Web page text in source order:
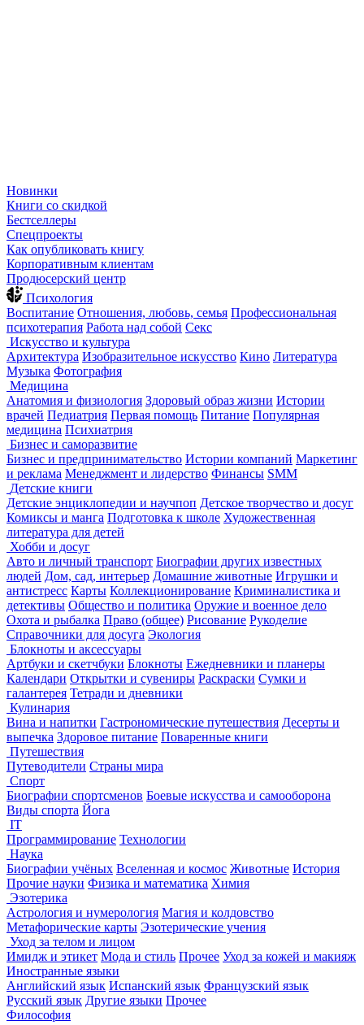
Новинки
Книги со скидкой
Бестселлеры
Спецпроекты
Как опубликовать книгу
Корпоративным клиентам
Продюсерский центр
Психология
Воспитание Отношения, любовь, семья Профессиональная
психотерапия Работа над собой Секс
Искусство и культура
Архитектура Изобразительное искусство Кино Литература
Музыка Фотография
Медицина
Анатомия и физиология Здоровый образ жизни Истории
врачей Педиатрия Первая помощь Питание Популярная
медицина Психиатрия
Бизнес и саморазвитие
Бизнес и предпринимательство Истории компаний Маркетинг
и реклама Менеджмент и лидерство Финансы SMM
Детские книги
Детские энциклопедии и научпоп Детское творчество и досуг
Комиксы и манга Подготовка к школе Художественная
литература для детей
Хобби и досуг
Авто и личный транспорт Биографии других известных
людей Дом, сад, интерьер Домашние животные Игрушки и
антистресс Карты Коллекционирование Криминалистика и
детективы Общество и политика Оружие и военное дело
Охота и рыбалка Право (общее) Рисование Рукоделие
Справочники для досуга Экология
Блокноты и аксессуары
Артбуки и скетчбуки Блокноты Ежедневники и планеры
Календари Открытки и сувениры Раскраски Сумки и
галантерея Тетради и дневники
Кулинария
Вина и напитки Гастрономические путешествия Десерты и
выпечка Здоровое питание Поваренные книги
Путешествия
Путеводители Страны мира
Спорт
Биографии спортсменов Боевые искусства и самооборона
Виды спорта Йога
IT
Программирование Технологии
Наука
Биографии учёных Вселенная и космос Животные История
Прочие науки Физика и математика Химия
Эзотерика
Астрология и нумерология Магия и колдовство
Метафорические карты Эзотерические учения
Уход за телом и лицом
Имидж и этикет Мода и стиль Прочее Уход за кожей и макияж
Иностранные языки
Английский язык Испанский язык Французский язык
Русский язык Другие языки Прочее
Философия